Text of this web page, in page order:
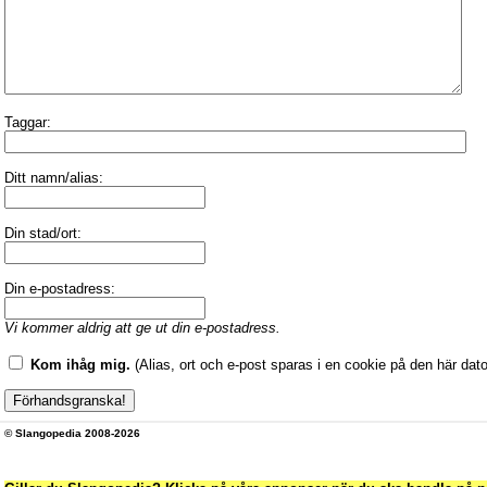
Taggar:
Ditt namn/alias:
Din stad/ort:
Din e-postadress:
Vi kommer aldrig att ge ut din e-postadress.
Kom ihåg mig. (Alias, ort och e-post sparas i en cookie på den här
© Slangopedia 2008-2026